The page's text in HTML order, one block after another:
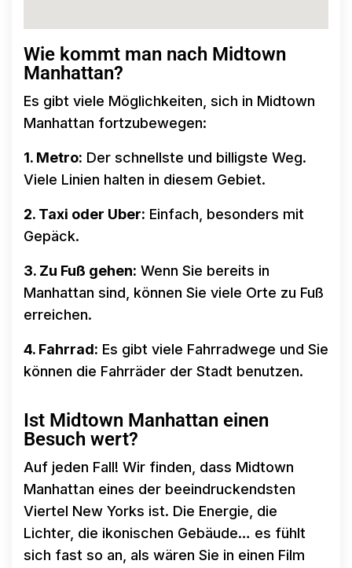
Wie kommt man nach Midtown
Manhattan?
Es gibt viele Möglichkeiten, sich in Midtown
Manhattan fortzubewegen:
1. Metro: Der schnellste und billigste Weg.
Viele Linien halten in diesem Gebiet.
2. Taxi oder Uber: Einfach, besonders mit
Gepäck.
3. Zu Fuß gehen: Wenn Sie bereits in
Manhattan sind, können Sie viele Orte zu Fuß
erreichen.
4. Fahrrad: Es gibt viele Fahrradwege und Sie
können die Fahrräder der Stadt benutzen.
Ist Midtown Manhattan einen
Besuch wert?
Auf jeden Fall! Wir finden, dass Midtown
Manhattan eines der beeindruckendsten
Viertel New Yorks ist. Die Energie, die
Lichter, die ikonischen Gebäude… es fühlt
sich fast so an, als wären Sie in einen Film